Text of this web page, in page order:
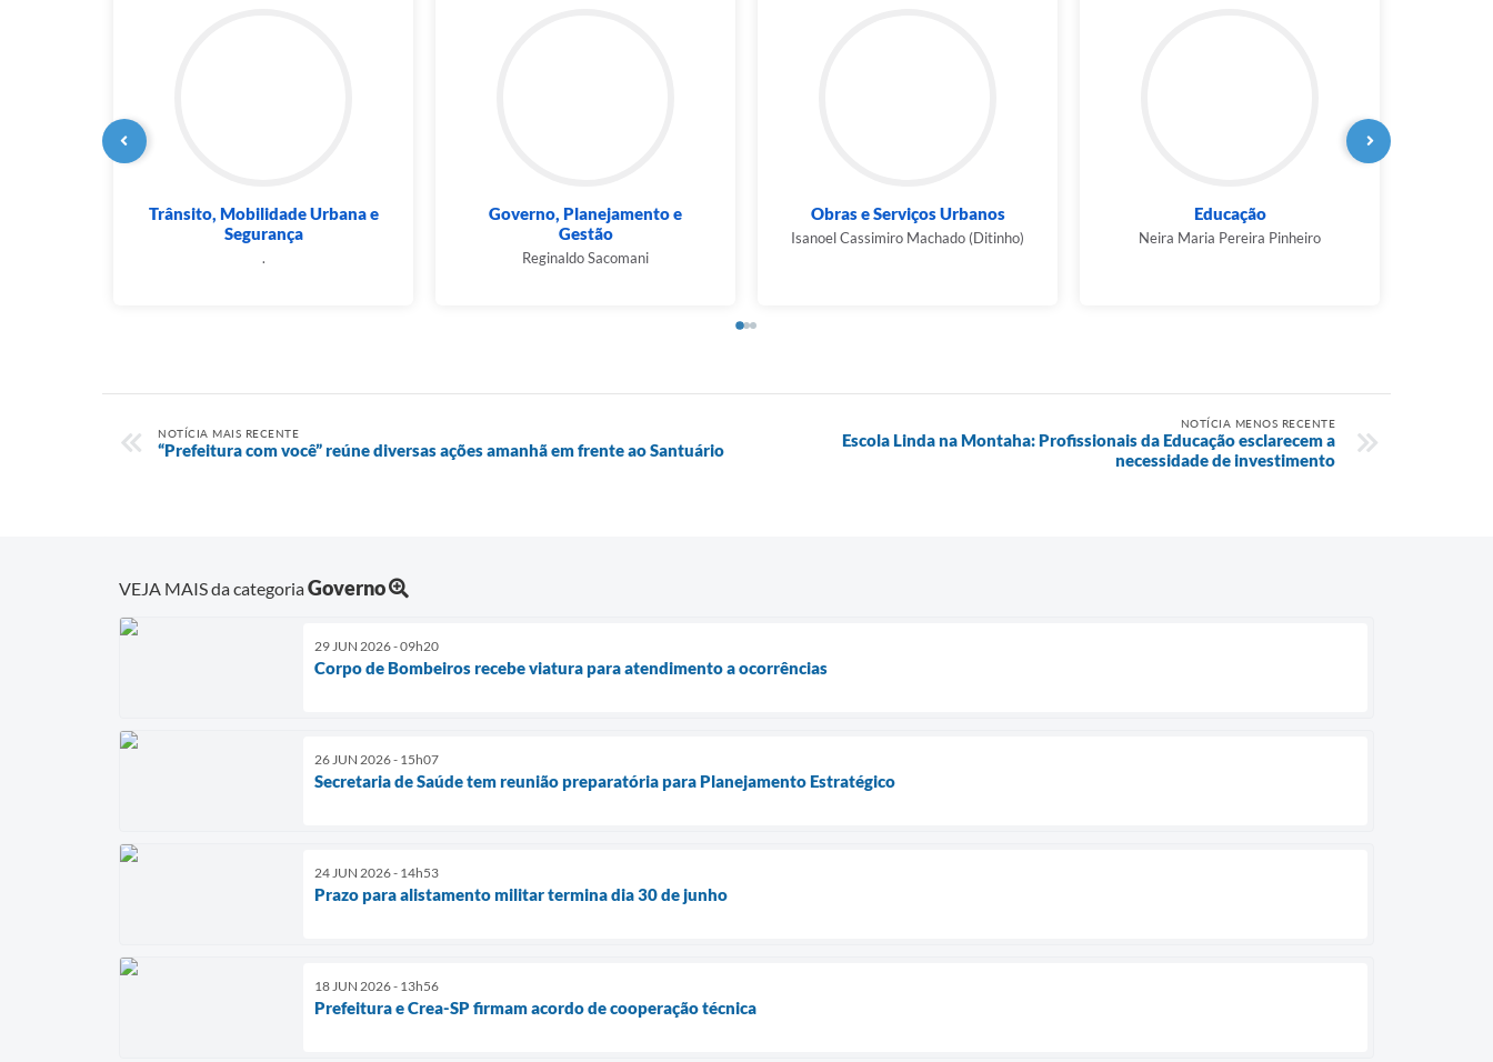
Trânsito, Mobilidade Urbana e
Segurança
.
Governo, Planejamento e
Gestão
Reginaldo Sacomani
Obras e Serviços Urbanos
Isanoel Cassimiro Machado (Ditinho)
Educação
Neira Maria Pereira Pinheiro
NOTÍCIA MAIS RECENTE
“Prefeitura com você” reúne diversas ações amanhã em frente ao Santuário
NOTÍCIA MENOS RECENTE
Escola Linda na Montaha: Profissionais da Educação esclarecem a
necessidade de investimento
VEJA MAIS da categoriaGoverno
29 JUN 2026 - 09h20
Corpo de Bombeiros recebe viatura para atendimento a ocorrências
26 JUN 2026 - 15h07
Secretaria de Saúde tem reunião preparatória para Planejamento Estratégico
24 JUN 2026 - 14h53
Prazo para alistamento militar termina dia 30 de junho
18 JUN 2026 - 13h56
Prefeitura e Crea-SP firmam acordo de cooperação técnica